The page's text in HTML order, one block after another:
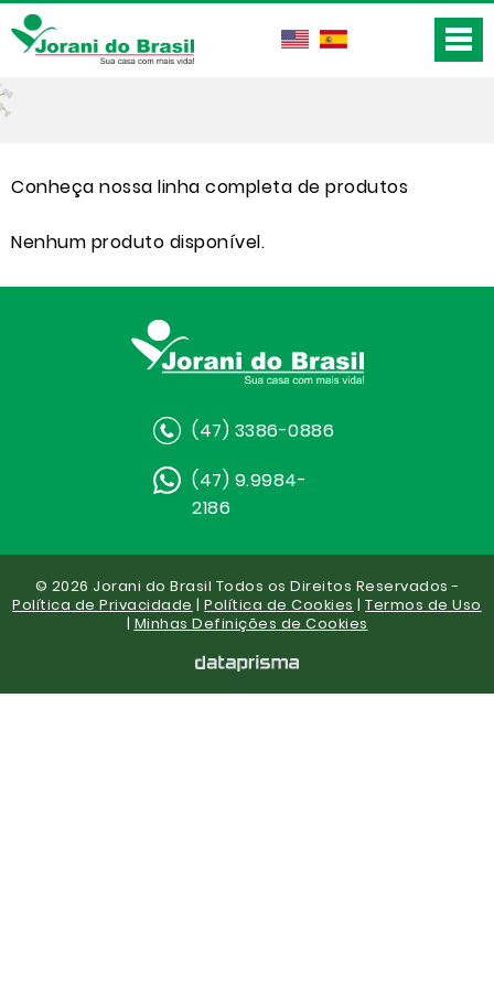
Conheça nossa linha completa de produtos
Nenhum produto disponível.
(47) 3386-0886
(47) 9.9984-
2186
© 2026 Jorani do Brasil Todos os Direitos Reservados -
Política de Privacidade |Política de Cookies |Termos de Uso
| Minhas Definições de Cookies